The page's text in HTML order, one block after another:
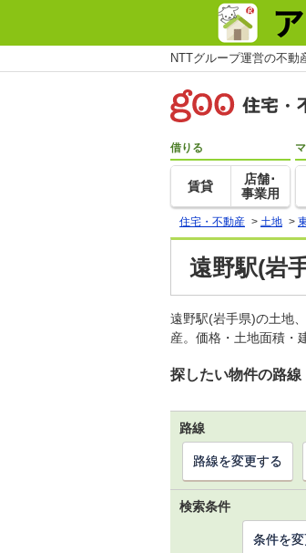
NTTグループ運営の不動
借りる
賃貸
店舗･
事業用
住宅・不動産 > 土地 >
遠野駅(岩
遠野駅(岩手県)の土地
産。価格・土地面積・
探したい物件の路
路線
路線を変更する
検索条件
条件を